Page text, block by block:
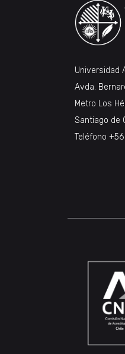
Universidad
Avda.
Metro Los
Santiago de
Teléfono